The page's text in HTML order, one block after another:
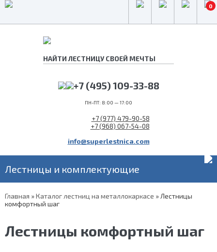
0
+7 (495) 109-33-88
ПН-ПТ: 8:00 — 17:00
+7 (977) 479-90-58
+7 (968) 067-54-08
info@superlestnica.com
Лестницы и комплектующие
Главная »Каталог лестниц на металлокаркасе »Лестницы
комфортный шаг
Лестницы комфортный шаг